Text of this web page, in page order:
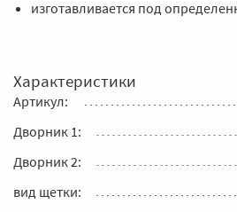
изготавливается под
Характеристики
Артикул:
Дворник 1:
Дворник 2:
вид щетки: